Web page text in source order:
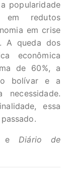
popularidade
em redutos
em crise
A queda dos
econômica
de 60%, a
bolívar e a
essa
eDiário de